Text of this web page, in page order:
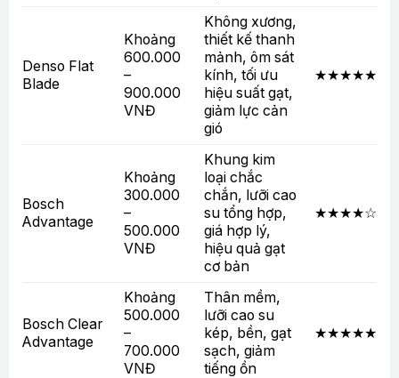
Denso Flat
Blade
Khoảng
600.000
–
900.000
VNĐ
Không xương,
thiết kế thanh
mảnh, ôm sát
kính, tối ưu
hiệu suất gạt,
giảm lực cản
gió
★★★★★
Bosch
Advantage
Khoảng
300.000
–
500.000
VNĐ
Khung kim
loại chắc
chắn, lưỡi cao
su tổng hợp,
giá hợp lý,
hiệu quả gạt
cơ bản
★★★★☆
Bosch Clear
Advantage
Khoảng
500.000
–
700.000
VNĐ
Thân mềm,
lưỡi cao su
kép, bền, gạt
sạch, giảm
tiếng ồn
★★★★★